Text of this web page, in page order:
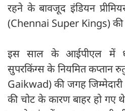
रहने के बावजूद इंडियन
(Chennai Super Kings)
इस साल के आईपीएल में
सुपरकिंग्स के नियमित कप्तान
Gaikwad) की जगह
की चोट के कारण बाहर हो